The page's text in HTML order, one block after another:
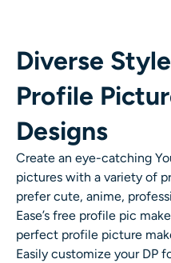
Diverse
Profile
Designs
Create an eye-catching
pictures with a variety of
prefer cute, anime,
Ease’s free profile pic
perfect profile picture
Easily customize your DP